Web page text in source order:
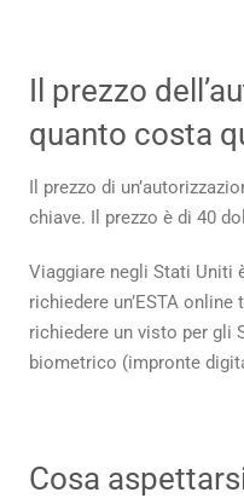
Il prezzo
quanto costa
Il prezzo di
chiave. Il prezzo è di 40
Viaggiare negli Stati Uniti
richiedere un’ESTA
richiedere un visto per gli
biometrico (impronte
Cosa